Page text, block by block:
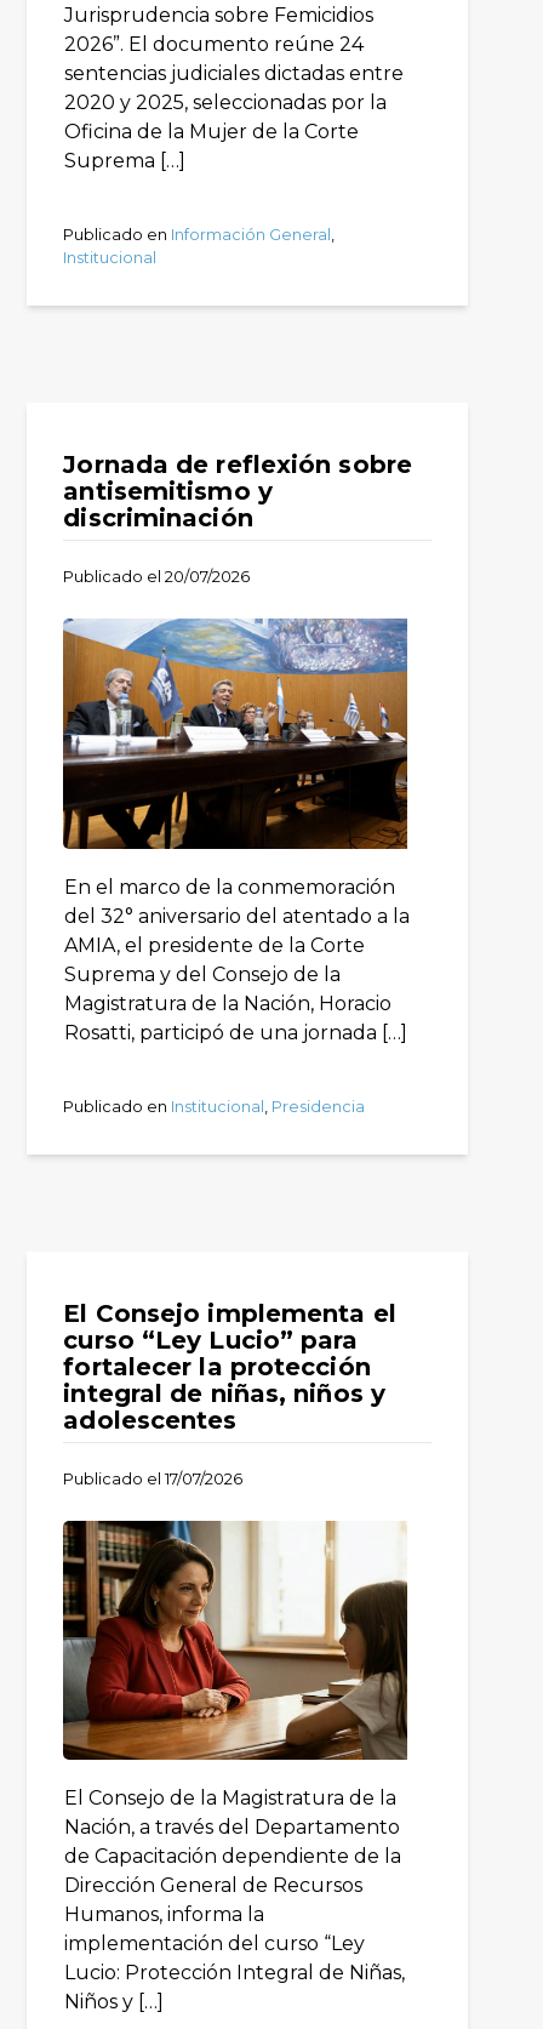
Jurisprudencia sobre Femicidios
2026”. El documento reúne 24
sentencias judiciales dictadas entre
2020 y 2025, seleccionadas por la
Oficina de la Mujer de la Corte
Suprema […]
Publicado en Información General
Institucional
Jornada de reflexión sobre
antisemitismo y
discriminación
Publicado el20/07/2026
En el marco de la conmemoración
del 32° aniversario del atentado a la
AMIA, el presidente de la Corte
Suprema y del Consejo de la
Magistratura de la Nación, Horacio
Rosatti, participó de una jornada […]
Publicado en Institucional Presidencia
El Consejo implementa el
curso “Ley Lucio” para
fortalecer la protección
integral de niñas, niños y
adolescentes
Publicado el17/07/2026
El Consejo de la Magistratura de la
Nación, a través del Departamento
de Capacitación dependiente de la
Dirección General de Recursos
Humanos, informa la
implementación del curso “Ley
Lucio: Protección Integral de Niñas,
Niños y […]